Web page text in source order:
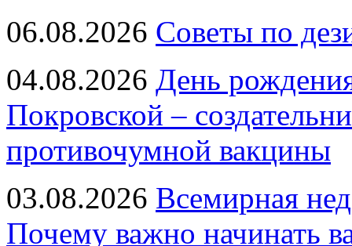
06.08.2026 Советы по
04.08.2026 День
Покровской –
противочумной вакцины
03.08.2026 Всемирная
Почему важно начинать